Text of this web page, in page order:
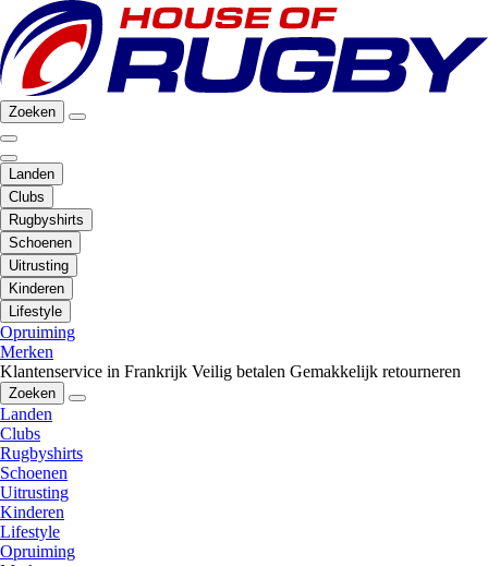
Zoeken
Landen
Clubs
Rugbyshirts
Schoenen
Uitrusting
Kinderen
Lifestyle
Opruiming
Merken
Klantenservice in Frankrijk Veilig betalen Gemakkelijk retourneren
Zoeken
Landen
Clubs
Rugbyshirts
Schoenen
Uitrusting
Kinderen
Lifestyle
Opruiming